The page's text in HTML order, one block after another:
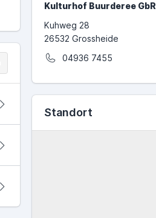
Kulturhof Buurderee GbR
Kuhweg 28
26532 Grossheide
04936 7455
Standort